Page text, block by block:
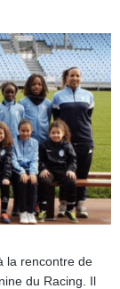
la rencontre de
du Racing. Il